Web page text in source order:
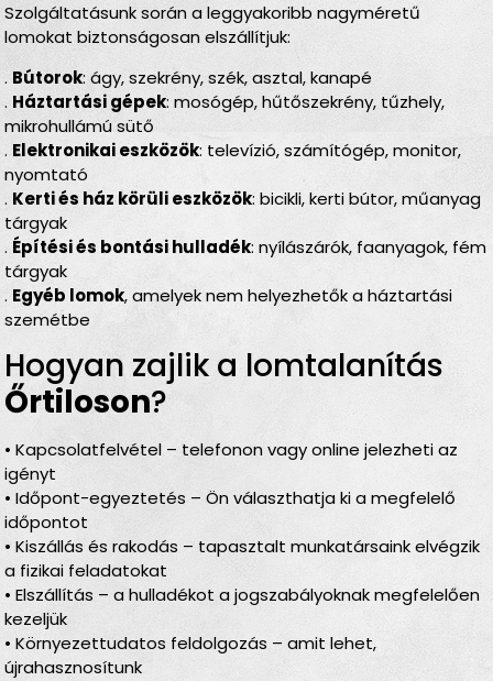
Szolgáltatásunk során a leggyakoribb nagyméretű
lomokat biztonságosan elszállítjuk:
. Bútorok: ágy, szekrény, szék, asztal, kanapé
. Háztartási gépek: mosógép, hűtőszekrény, tűzhely,
mikrohullámú sütő
. Elektronikai eszközök: televízió, számítógép, monitor,
nyomtató
. Kerti és ház körüli eszközök: bicikli, kerti bútor, műanyag
tárgyak
. Építési és bontási hulladék: nyílászárók, faanyagok, fém
tárgyak
. Egyéb lomok, amelyek nem helyezhetők a háztartási
szemétbe
Hogyan zajlik a lomtalanítás
Őrtiloson?
• Kapcsolatfelvétel – telefonon vagy online jelezheti az
igényt
• Időpont-egyeztetés – Ön választhatja ki a megfelelő
időpontot
• Kiszállás és rakodás – tapasztalt munkatársaink elvégzik
a fizikai feladatokat
• Elszállítás – a hulladékot a jogszabályoknak megfelelően
kezeljük
• Környezettudatos feldolgozás – amit lehet,
újrahasznosítunk